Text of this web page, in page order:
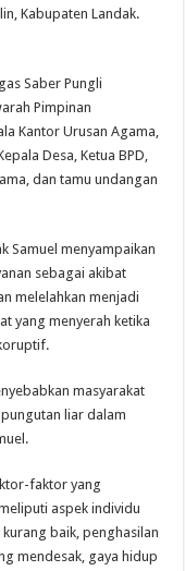
Kabupaten Landak.
Saber Pungli
Pimpinan
Kantor Urusan Agama,
Desa, Ketua BPD,
dan tamu undangan
Samuel menyampaikan
sebagai akibat
melelahkan menjadi
yang menyerah ketika
masyarakat
liar dalam
faktor yang
aspek individu
baik, penghasilan
mendesak, gaya hidup